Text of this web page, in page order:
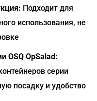
Подходит для
использования, не
OSQ OpSalad:
серии
посадку и удобство